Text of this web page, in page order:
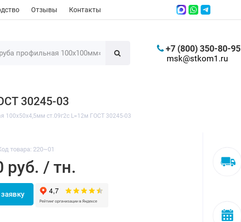
Отзывы Контакты
+7 (800) 350-80-95
msk@stkom1.ru
30245-03
100х50х4,5мм ст.09г2с L=12м ГОСТ 30245-03
товара: 220~01
руб. / тн.